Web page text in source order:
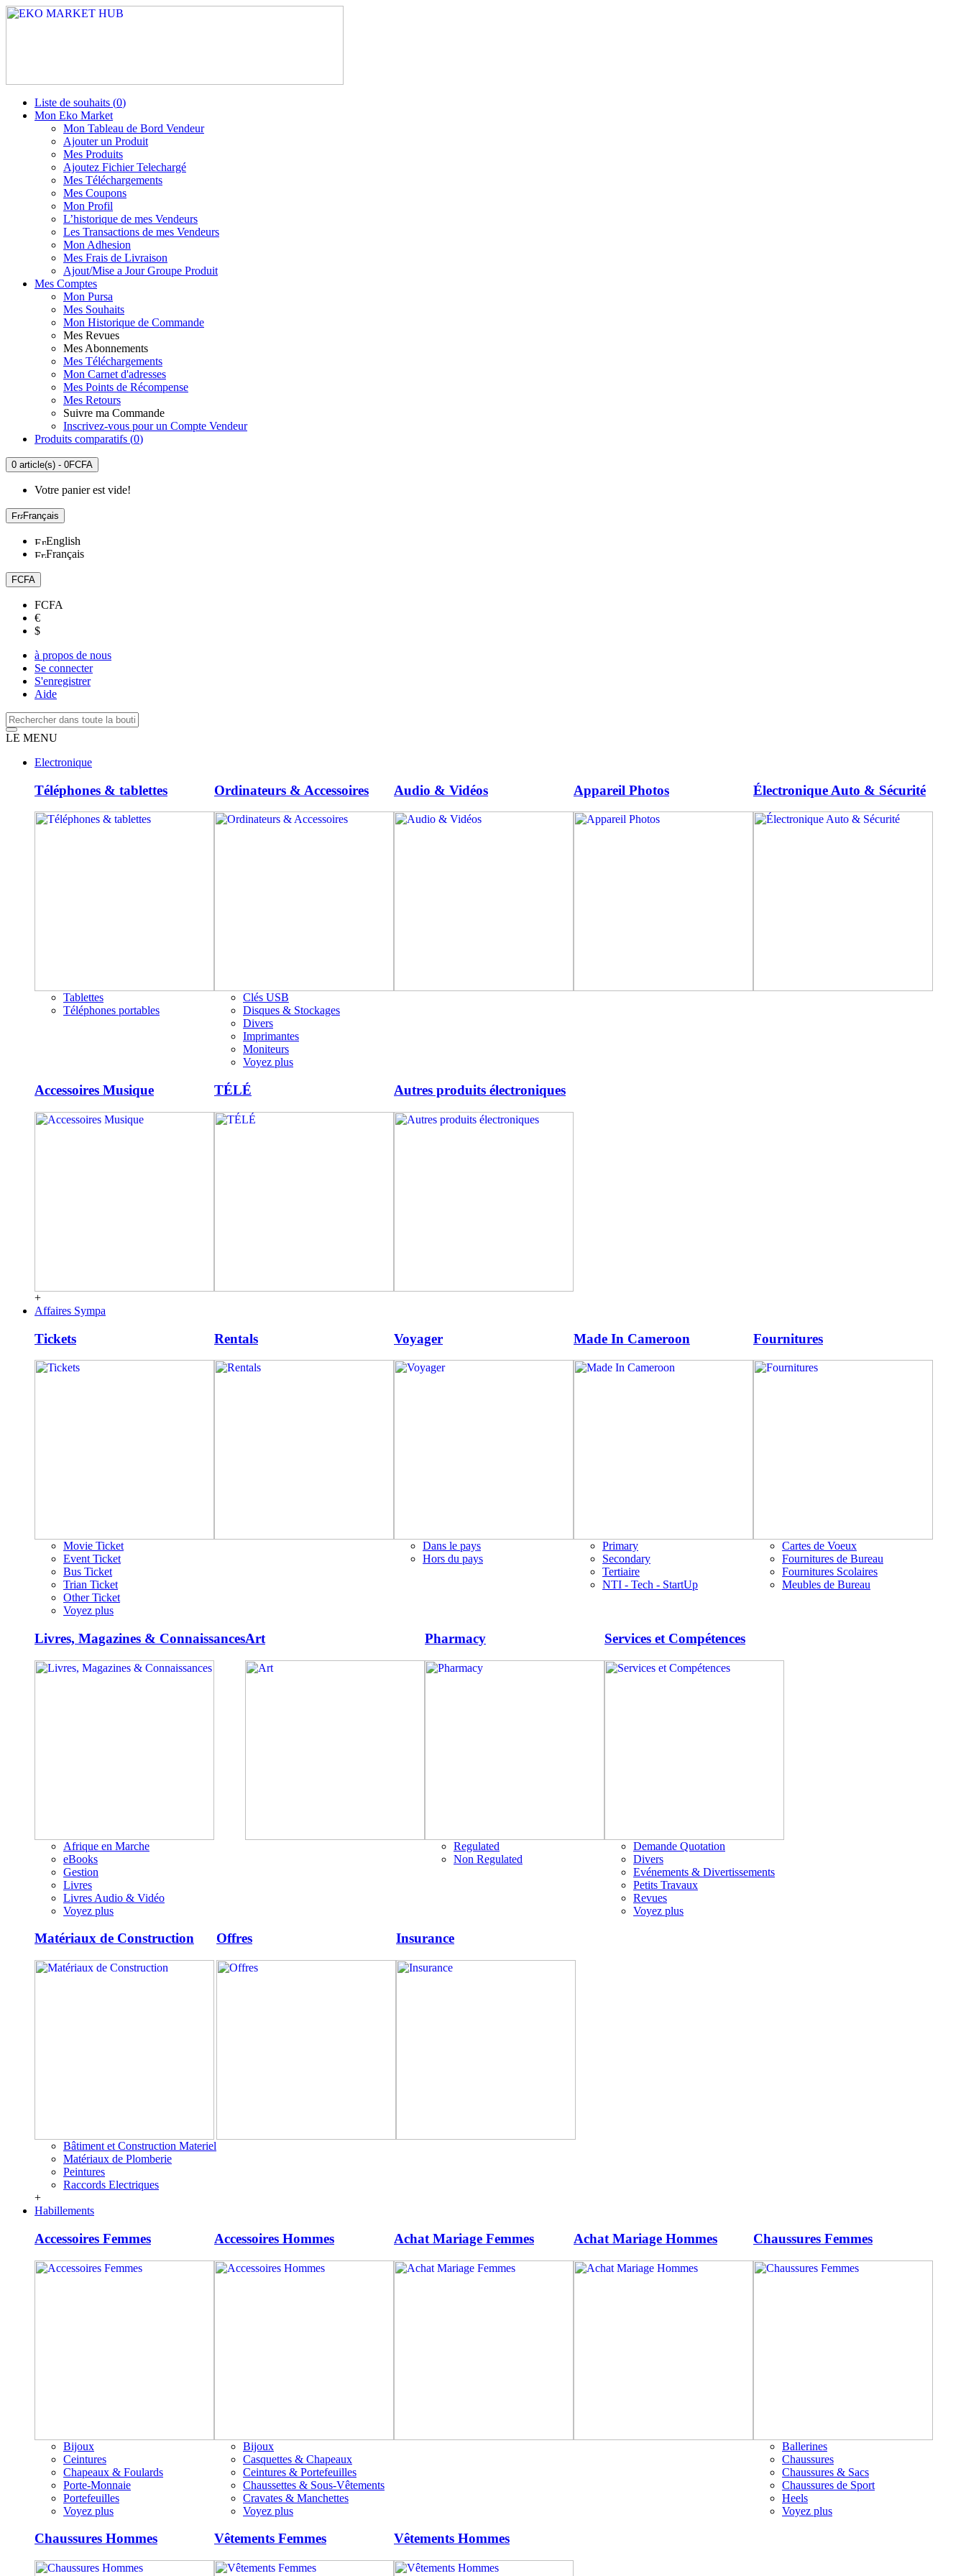
Liste de souhaits (0)
Mon Eko Market
Mon Tableau de Bord Vendeur
Ajouter un Produit
Mes Produits
Ajoutez Fichier Telechargé
Mes Téléchargements
Mes Coupons
Mon Profil
L’historique de mes Vendeurs
Les Transactions de mes Vendeurs
Mon Adhesion
Mes Frais de Livraison
Ajout/Mise a Jour Groupe Produit
Mes Comptes
Mon Pursa
Mes Souhaits
Mon Historique de Commande
Mes Revues
Mes Abonnements
Mes Téléchargements
Mon Carnet d'adresses
Mes Points de Récompense
Mes Retours
Suivre ma Commande
Inscrivez-vous pour un Compte Vendeur
Produits comparatifs (0)
0 article(s) - 0FCFA
Votre panier est vide!
Français
English
Français
FCFA
FCFA
€
$
à propos de nous
Se connecter
S'enregistrer
Aide
LE MENU
Electronique
Téléphones & tablettes
Tablettes
Téléphones portables
Ordinateurs & Accessoires
Clés USB
Disques & Stockages
Divers
Imprimantes
Moniteurs
Voyez plus
Audio & Vidéos Appareil Photos Électronique Auto & Sécurité
Accessoires Musique TÉLÉ Autres produits électroniques
+
Affaires Sympa
Tickets
Movie Ticket
Event Ticket
Bus Ticket
Trian Ticket
Other Ticket
Voyez plus
Rentals Voyager
Dans le pays
Hors du pays
Made In Cameroon
Primary
Secondary
Tertiaire
NTI - Tech - StartUp
Fournitures
Cartes de Voeux
Fournitures de Bureau
Fournitures Scolaires
Meubles de Bureau
Livres, Magazines & Connaissances
Afrique en Marche
eBooks
Gestion
Livres
Livres Audio & Vidéo
Voyez plus
Art Pharmacy
Regulated
Non Regulated
Services et Compétences
Demande Quotation
Divers
Evénements & Divertissements
Petits Travaux
Revues
Voyez plus
Matériaux de Construction
Bâtiment et Construction Materiel
Matériaux de Plomberie
Peintures
Raccords Electriques
Offres Insurance
+
Habillements
Accessoires Femmes
Bijoux
Ceintures
Chapeaux & Foulards
Porte-Monnaie
Portefeuilles
Voyez plus
Accessoires Hommes
Bijoux
Casquettes & Chapeaux
Ceintures & Portefeuilles
Chaussettes & Sous-Vêtements
Cravates & Manchettes
Voyez plus
Achat Mariage Femmes Achat Mariage Hommes Chaussures Femmes
Ballerines
Chaussures
Chaussures & Sacs
Chaussures de Sport
Heels
Voyez plus
Chaussures Hommes Vêtements Femmes Vêtements Hommes